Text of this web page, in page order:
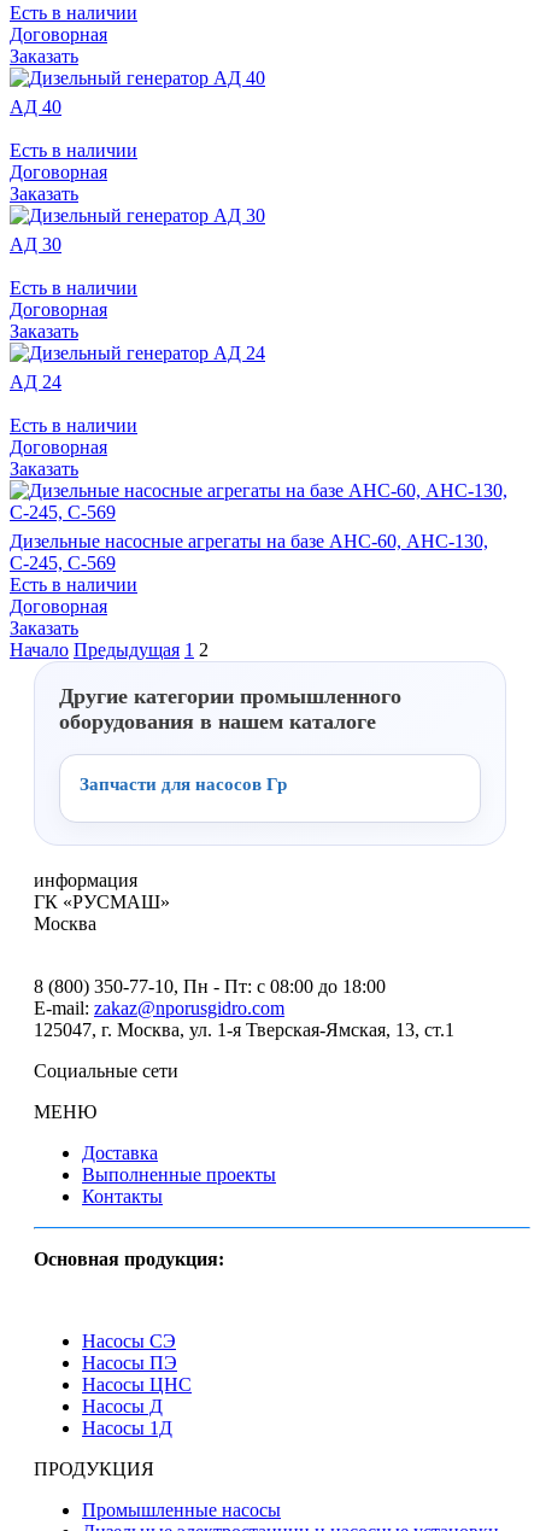
Есть в наличии
Договорная
Заказать
АД 40
Есть в наличии
Договорная
Заказать
АД 30
Есть в наличии
Договорная
Заказать
АД 24
Есть в наличии
Договорная
Заказать
Дизельные насосные агрегаты на базе АНС-60, АНС-130,
С-245, С-569
Есть в наличии
Договорная
Заказать
Начало Предыдущая 1 2
Другие категории промышленного
оборудования в нашем каталоге
Запчасти для насосов Гр
информация
ГК «РУСМАШ»
Москва
8 (800) 350-77-10, Пн - Пт: с 08:00 до 18:00
E-mail: zakaz@nporusgidro.com
125047, г. Москва, ул. 1-я Тверская-Ямская, 13, ст.1
Социальные сети
МЕНЮ
Доставка
Выполненные проекты
Контакты
Основная продукция:
Насосы СЭ
Насосы ПЭ
Насосы ЦНС
Насосы Д
Насосы 1Д
ПРОДУКЦИЯ
Промышленные насосы